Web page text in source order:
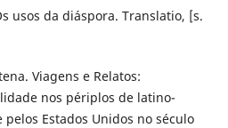
usos da diáspora. Translatio, [s.
Viagens e Relatos:
nos périplos de latino-
Estados Unidos no século